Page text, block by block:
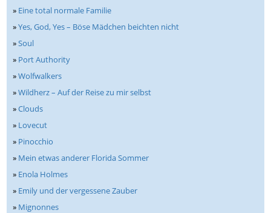
» Eine total normale Familie
»Yes, God, Yes – Böse Mädchen beichten nicht
»Soul
» Port Authority
»Wolfwalkers
»Wildherz – Auf der Reise zu mir selbst
»Clouds
» Lovecut
» Pinocchio
» Mein etwas anderer Florida Sommer
» Enola Holmes
» Emily und der vergessene Zauber
» Mignonnes